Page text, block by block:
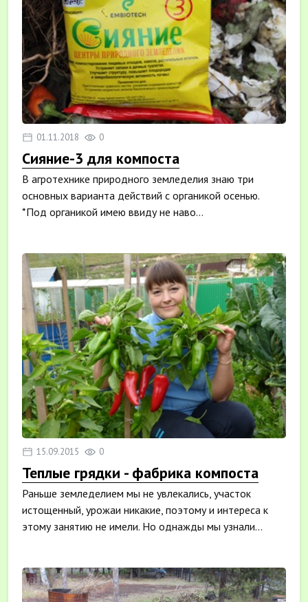
01.11.2018 0
Сияние-3 для компоста
В агротехнике природного земледелия знаю три
основных варианта действий с органикой осенью.
*Под органикой имею ввиду не наво...
15.09.2015 0
Теплые грядки - фабрика компоста
Раньше земледелием мы не увлекались, участок
истощенный, урожаи никакие, поэтому и интереса к
этому занятию не имели. Но однажды мы узнали...